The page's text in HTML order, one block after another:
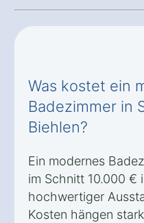
Was kostet ein
Badezimmer in
Biehlen?
Ein modernes
im Schnitt 10.000 €
hochwertiger
Kosten hängen